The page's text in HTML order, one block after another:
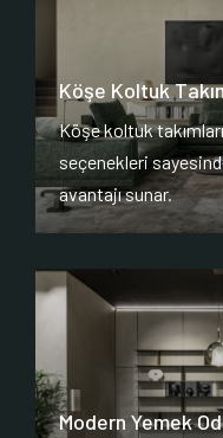
Köşe Koltuk
Köşe koltuk
seçenekleri
avantajı sunar.
Modern Yemek